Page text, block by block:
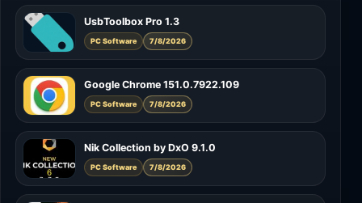
UsbToolbox Pro 1.3
PC Software 7/8/2026
Google Chrome 151.0.7922.109
PC Software 7/8/2026
Nik Collection by DxO 9.1.0
PC Software 7/8/2026